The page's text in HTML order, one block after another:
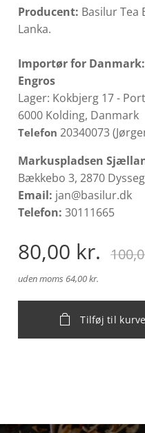
Producent: Basilur Tea
Lanka.
Importør for Danmark:
Engros
Lager: Kokbjerg 17 -
6000 Kolding, Danmark
Telefon 20340073
Markuspladsen
Bækkebo 3, 2870
Email: jan@basilur.dk
Telefon: 30111665
80,00 kr.
uden moms 64,00 kr.
Tilføj til